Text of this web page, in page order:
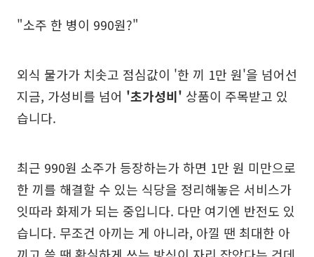
"소주 한 병이 990원?"
외식 물가가 치솟고 점심값이 '한 끼 1만 원'을 넘어선
지금, 가성비를 넘어 '초가성비' 상품이 주목받고 있
습니다.
최근 990원 소주가 등장하는가 하면 1만 원 미만으로
한 끼를 해결할 수 있는 식당을 정리해놓은 서비스가
잇따라 화제가 되는 중입니다. 다만 여기엔 반전도 있
습니다. 무조건 아끼는 게 아니라, 아낄 땐 최대한 아